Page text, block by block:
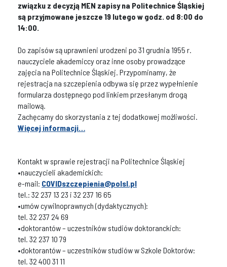
związku z decyzją MEN zapisy na Politechnice Śląskiej
są przyjmowane jeszcze 19 lutego w godz. od 8:00 do
14:00.
Do zapisów są uprawnieni urodzeni po 31 grudnia 1955 r.
nauczyciele akademiccy oraz inne osoby prowadzące
zajęcia na Politechnice Śląskiej. Przypominamy, że
rejestracja na szczepienia odbywa się przez wypełnienie
formularza dostępnego pod linkiem przesłanym drogą
mailową.
Zachęcamy do skorzystania z tej dodatkowej możliwości.
Więcej informacji…
Kontakt w sprawie rejestracji na Politechnice Śląskiej
•nauczycieli akademickich:
e-mail: COVIDszczepienia@polsl.pl
tel.: 32 237 13 23 i 32 237 16 65
•umów cywilnoprawnych (dydaktycznych):
tel. 32 237 24 69
•doktorantów – uczestników studiów doktoranckich:
tel. 32 237 10 79
•doktorantów – uczestników studiów w Szkole Doktorów:
tel. 32 400 31 11